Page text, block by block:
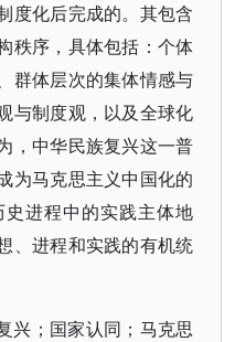
度化后完成的。其包含
秩序，具体包括：个体
群体层次的集体情感与
与制度观，以及全球化
，中华民族复兴这一普
为马克思主义中国化的
进程中的实践主体地
、进程和实践的有机统
兴；国家认同；马克思